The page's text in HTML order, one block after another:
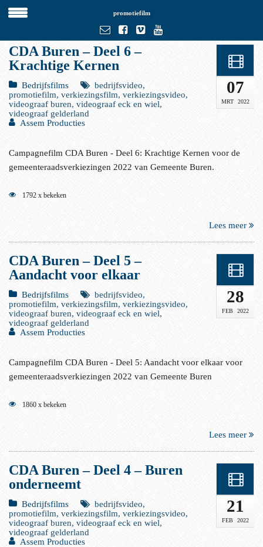
promotiefilm
CDA Buren – Deel 6 –
Krachtige Kernen
Bedrijfsfilms
bedrijfsvideo,
promotiefilm, verkiezingsfilm, verkiezingsvideo,
videograaf buren, videograaf eck en wiel,
videograaf gelderland
Assem Producties
07
MRT 2022
Campagnefilm CDA Buren - Deel 6: Krachtige Kernen voor de
gemeenteraadsverkiezingen 2022 van Gemeente Buren.
Lees meer
1792 x bekeken
CDA Buren – Deel 5 –
Aandacht voor elkaar
Bedrijfsfilms
bedrijfsvideo,
promotiefilm, verkiezingsfilm, verkiezingsvideo,
videograaf buren, videograaf eck en wiel,
videograaf gelderland
Assem Producties
28
FEB 2022
Campagnefilm CDA Buren - Deel 5: Aandacht voor elkaar voor
gemeenteraadsverkiezingen 2022 van Gemeente Buren
Lees meer
1860 x bekeken
CDA Buren – Deel 4 – Buren
onderneemt
Bedrijfsfilms
bedrijfsvideo,
promotiefilm, verkiezingsfilm, verkiezingsvideo,
videograaf buren, videograaf eck en wiel,
videograaf gelderland
Assem Producties
21
FEB 2022